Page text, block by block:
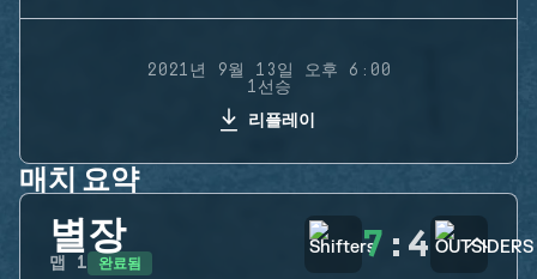
2021년 9월 13일 오후 6:00
1선승
리플레이
매치 요약
별장
맵 1 완료됨 7 : 4